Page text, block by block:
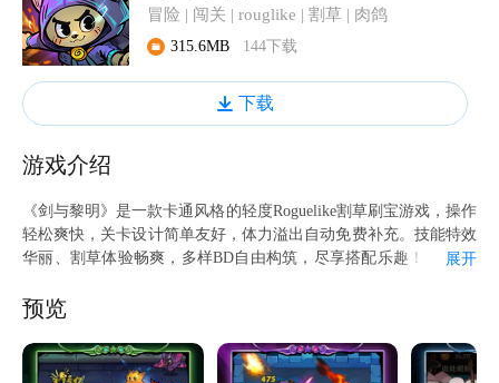
冒险 | 闯关 | rouglike | 割草 | 肉鸽
315.6MB 144下载
下载
游戏介绍
《剑与黎明》是一款卡通风格的轻度Roguelike割草刷宝游戏，操作
轻松爽快，关卡设计简单友好，体力溢出自动免费补充。技能特效
华丽、割草体验畅爽，多样BD自由构筑，尽享搭配乐趣！ 【游戏
实可观。极品装备与宝石轻松获取，配合技能与天赋系统，高自由
伤害温和，拒绝秒杀挫败。关卡
展开
预览